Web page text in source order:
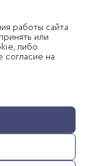
чехол дает
года).
получили
100
запаха и
работы сайта
или
либо
согласие на